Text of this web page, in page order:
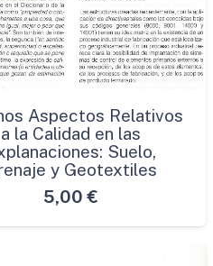
Aspectos Relativos
a la Calidad en las
Suelo,
y Geotextiles
5,00 €